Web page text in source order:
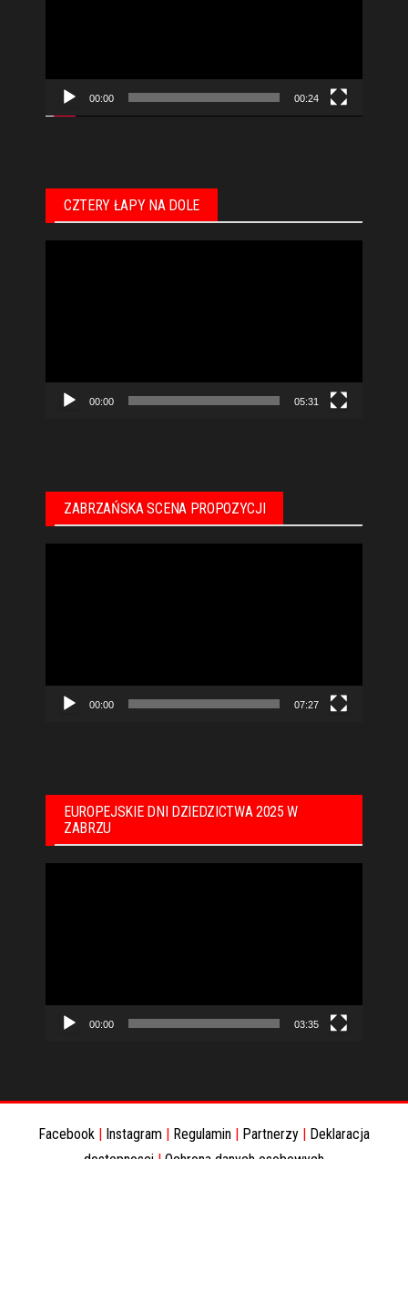
00:00 00:24
CZTERY ŁAPY NA DOLE
00:00 05:31
ZABRZAŃSKA SCENA PROPOZYCJI
00:00 07:27
EUROPEJSKIE DNI DZIEDZICTWA 2025 W
ZABRZU
00:00 03:35
Facebook | Instagram | Regulamin | Partnerzy | Deklaracja
dostepnosci | Ochrona danych osobowych